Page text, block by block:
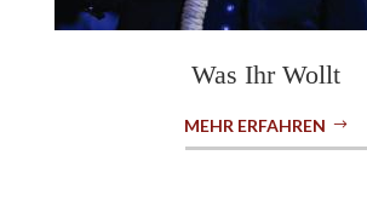
Was Ihr Wollt
MEHR ERFAHREN